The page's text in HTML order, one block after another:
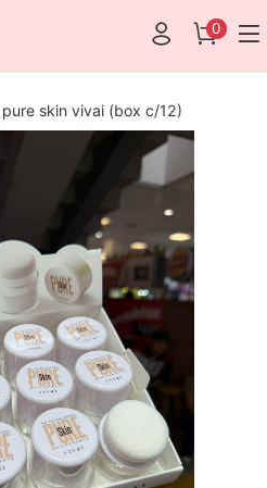
0
skin vivai (box c/12)